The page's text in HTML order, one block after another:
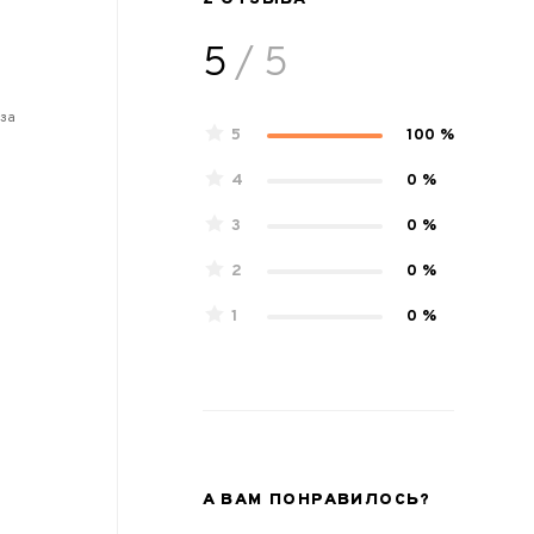
5/ 5
5 100 %
4 0 %
3 0 %
2 0 %
1 0 %
А ВАМ ПОНРАВИЛОСЬ?